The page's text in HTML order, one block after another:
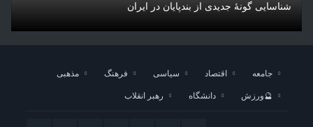
شناسایی گونۀ جدیدی از بندپایان در ایران
جامعه اقتصاد سیاسی فرهنگ مذهبی
🔮ورزش دانشگاه رهبر انقلاب